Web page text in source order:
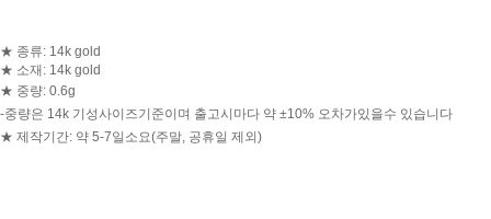
★ 종류: 14k gold
★ 소재: 14k gold
★ 중량: 0.6g
-중량은 14k 기성사이즈기준이며 출고시마다 약 ±10% 오차가있을수 있습니다
★ 제작기간: 약 5-7일소요(주말, 공휴일 제외)